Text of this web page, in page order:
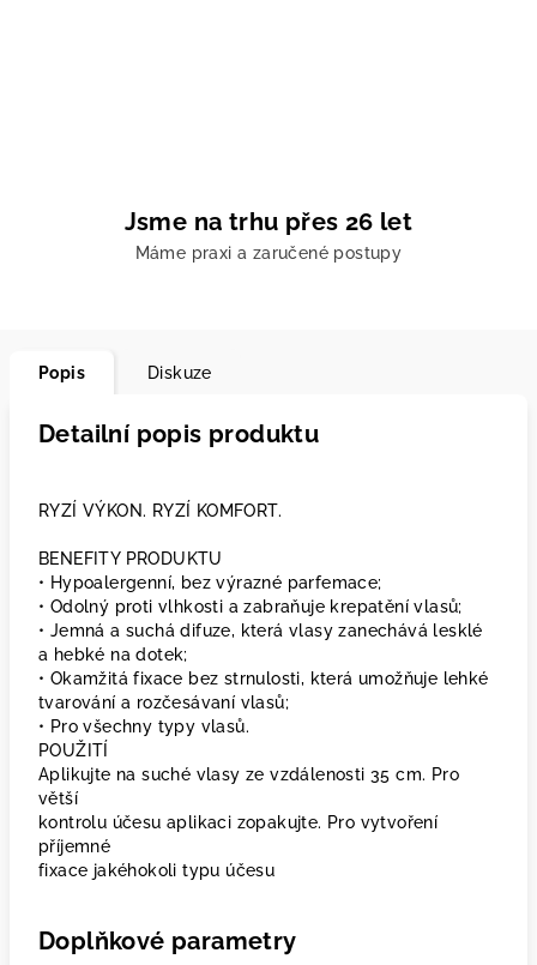
Jsme na trhu přes 26 let
Máme praxi a zaručené postupy
Popis Diskuze
Detailní popis produktu
RYZÍ VÝKON. RYZÍ KOMFORT.
BENEFITY PRODUKTU
• Hypoalergenní, bez výrazné parfemace;
• Odolný proti vlhkosti a zabraňuje krepatění vlasů;
• Jemná a suchá difuze, která vlasy zanechává lesklé
a hebké na dotek;
• Okamžitá fixace bez strnulosti, která umožňuje lehké
tvarování a rozčesávaní vlasů;
• Pro všechny typy vlasů.
POUŽITÍ
Aplikujte na suché vlasy ze vzdálenosti 35 cm. Pro
větší
kontrolu účesu aplikaci zopakujte. Pro vytvoření
příjemné
fixace jakéhokoli typu účesu
Doplňkové parametry